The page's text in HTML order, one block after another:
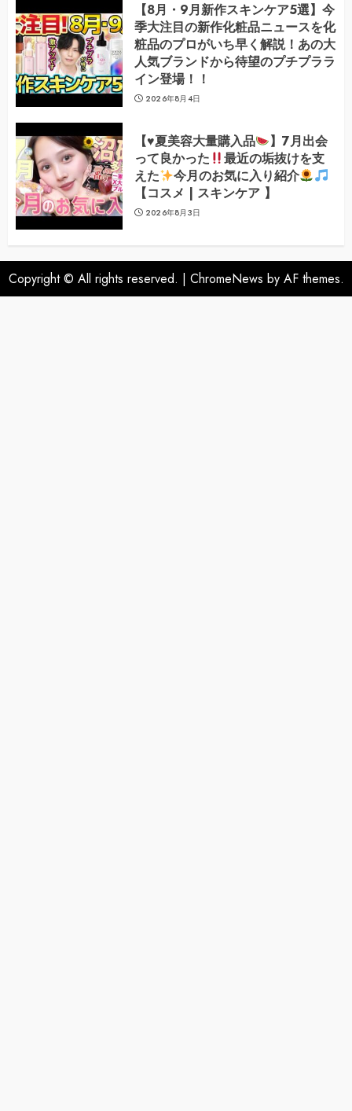
【8月・9月新作スキンケア5選】今
季大注目の新作化粧品ニュースを化
粧品のプロがいち早く解説！あの大
人気ブランドから待望のプチプララ
イン登場！！
2026年8月4日
【♥️夏美容大量購入品
】7月出会
って良かった
最近の垢抜けを支
えた
今月のお気に入り紹介
【コスメ | スキンケア 】
2026年8月3日
Copyright © All rights reserved. | ChromeNews by AF themes.